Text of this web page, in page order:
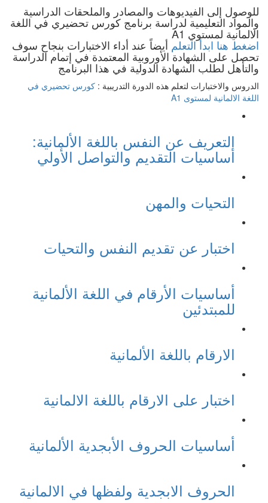
للوصول إلى الفيديوهات والمصادر والملحقات الدراسية
والمواد التعليمية لدراسة برنامج كورس تحضيري في اللغة
الالمانية لمستوي A1
اضغط هنا ابدأ التعلم أيضاً عند أداء الاختبارات بنجاح سوف
تحصل على الشهادة الأوروبية المعتمدة في إتمام الدراسة
والتأهل لطلب الشهادة الدولية في هذا البرنامج
الدروس والاختبارات لتعلم هذه الدورة التدريبية : كورس تحضيري في
اللغة الالمانية لمستوى A1
التعريف عن النفس باللغة الألمانية:
أساسيات التقديم والتواصل الأولي
التحيات والمهن
اختبار عن تقديم النفس والتحيات
أساسيات الأرقام في اللغة الألمانية
للمبتدئين
الارقام باللغة الألمانية
اختبار على الارقام باللغة الالمانية
أساسيات الحروف الأبجدية الألمانية
الحروف الابجدية ولفظها في الالمانية